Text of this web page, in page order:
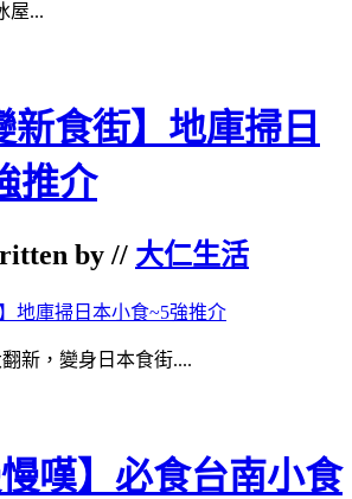
屋...
新食街】地庫掃日
推介
by // 大仁生活
新， 變身日本食街....
慢嘆】必食台南小食